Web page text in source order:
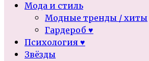
Мода и стиль
Модные тренды / хиты
Гардероб ♥
Психология ♥
Звёзды